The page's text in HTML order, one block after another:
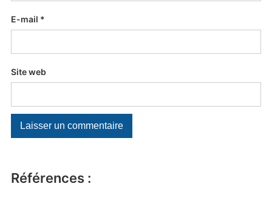
Références :
E-mail *
Site web